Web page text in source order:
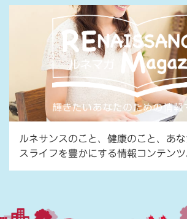
ルネサンスのこと、健康のこと、あ
スライフを豊かにする情報コンテンツ